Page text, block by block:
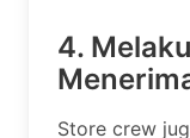
4.
Store crew